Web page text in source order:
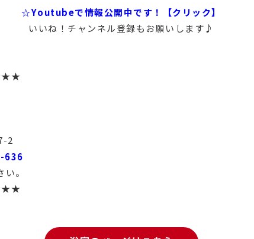
☆Youtubeで情報公開中です！【クリック】
いいね！チャンネル登録もお願いします♪
2
636
。